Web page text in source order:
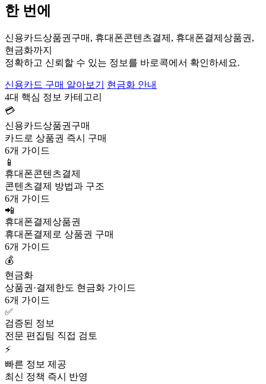
한 번에
신용카드상품권구매, 휴대폰콘텐츠결제, 휴대폰결제상품권,
현금화까지
정확하고 신뢰할 수 있는 정보를 바로콕에서 확인하세요.
신용카드 구매 알아보기
현금화 안내
4대 핵심 정보 카테고리
💳
신용카드상품권구매
카드로 상품권 즉시 구매
6개 가이드
📱
휴대폰콘텐츠결제
콘텐츠결제 방법과 구조
6개 가이드
📲
휴대폰결제상품권
휴대폰결제로 상품권 구매
6개 가이드
💰
현금화
상품권·결제한도 현금화 가이드
6개 가이드
✅
검증된 정보
전문 편집팀 직접 검토
⚡
빠른 정보 제공
최신 정책 즉시 반영